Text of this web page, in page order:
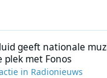
geeft nationale
plek met Fonos
in Radionieuws